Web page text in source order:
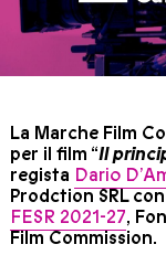
La Marche Film
per il film “Il
regista Dario
Prodction SRL
FESR 2021-27,
Film Commission.